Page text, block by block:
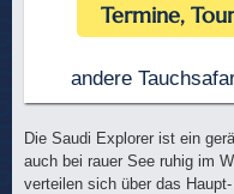
Termine,
andere
Die Saudi Explorer ist ein
auch bei rauer See ruhig im
verteilen sich über das